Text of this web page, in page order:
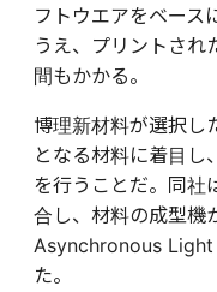
フトウエアをベース
うえ、プリントされ
間もかかる。
博理新材料が選択し
となる材料に着目し
を行うことだ。同社
合し、材料の成型機
Asynchronous Light
た。